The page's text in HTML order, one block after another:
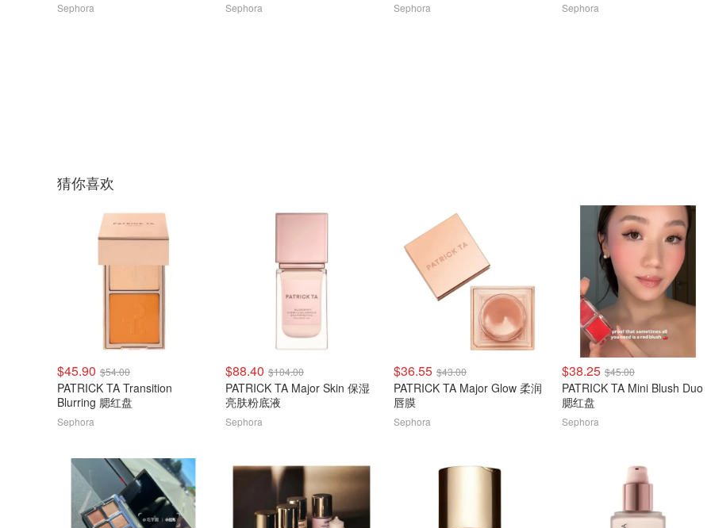
Sephora Sephora Sephora Sephora
猜你喜欢
$45.90 $54.00
PATRICK TA Transition
Blurring 腮红盘
Sephora
$88.40 $104.00
PATRICK TA Major Skin 保湿
亮肤粉底液
Sephora
$36.55 $43.00
PATRICK TA Major Glow 柔润
唇膜
Sephora
$38.25 $45.00
PATRICK TA Mini Blush Duo
腮红盘
Sephora